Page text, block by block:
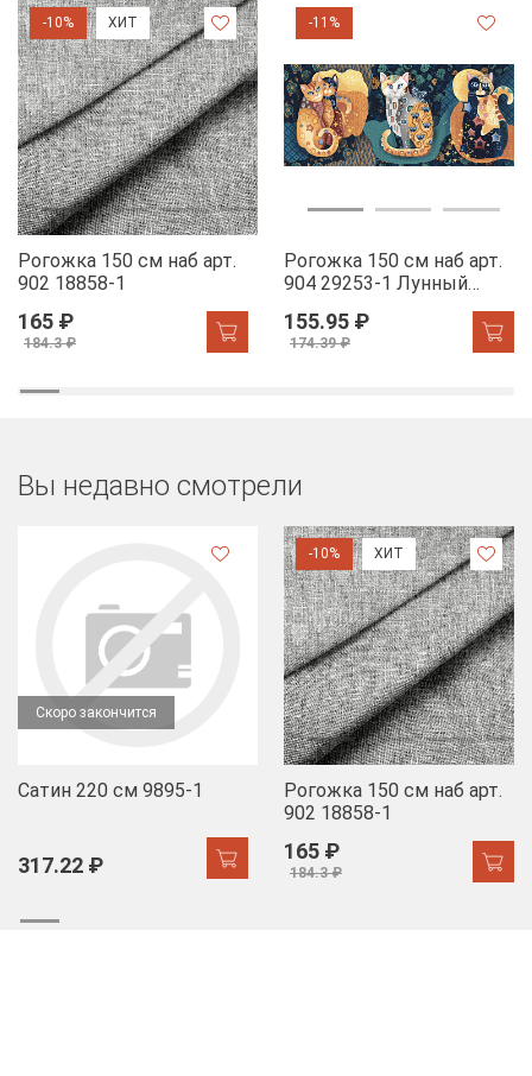
-10% ХИТ
Рогожка 150 см наб арт.
902 18858-1
165 ₽
184.3 ₽
-11%
Рогожка 150 см наб арт.
904 29253-1 Лунный
155.95 ₽
174.39 ₽
Вы недавно смотрели
Скоро закончится
Сатин 220 см 9895-1
317.22 ₽
-10% ХИТ
Рогожка 150 см наб арт.
902 18858-1
165 ₽
184.3 ₽